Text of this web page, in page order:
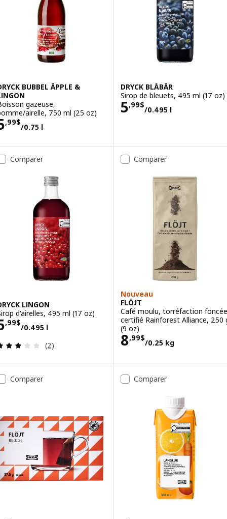
BUBBEL ÄPPLE &
gazeuse,
airelle, 750 ml (25 oz)
,99$
/0.75 l
5,99$/0.75 l
DRYCK BLÅBÄR
Sirop de bleuets, 495 ml (17 oz)
5,99$
/0.495 l
Prix 5,99$/
Comparer
LINGON
d'airelles, 495 ml (17 oz)
,99$
/0.495 l
5,99$/0.495 l
Examen: 3 sur des 5 Étoiles. Total des
(2)
Comparer
Nouveau
FLÖJT
Café moulu, torréfaction foncée
certifié Rainforest Alliance, 250
(9 oz)
8,99$
/0.25 kg
Prix 8,99$/
Comparer Comparer